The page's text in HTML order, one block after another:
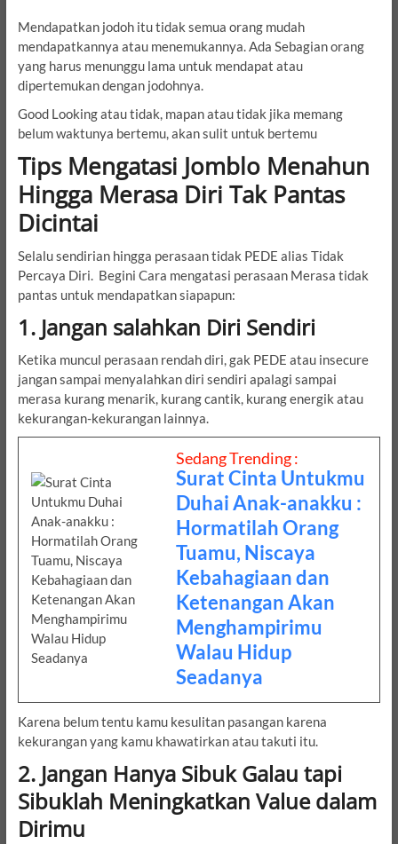
Mendapatkan jodoh itu tidak semua orang mudah
mendapatkannya atau menemukannya. Ada Sebagian orang
yang harus menunggu lama untuk mendapat atau
dipertemukan dengan jodohnya.
Good Looking atau tidak, mapan atau tidak jika memang
belum waktunya bertemu, akan sulit untuk bertemu
Tips Mengatasi Jomblo Menahun
Hingga Merasa Diri Tak Pantas
Dicintai
Selalu sendirian hingga perasaan tidak PEDE alias Tidak
Percaya Diri. Begini Cara mengatasi perasaan Merasa tidak
pantas untuk mendapatkan siapapun:
1. Jangan salahkan Diri Sendiri
Ketika muncul perasaan rendah diri, gak PEDE atau insecure
jangan sampai menyalahkan diri sendiri apalagi sampai
merasa kurang menarik, kurang cantik, kurang energik atau
kekurangan-kekurangan lainnya.
Sedang Trending :
Surat Cinta Untukmu
Duhai Anak-anakku :
Hormatilah Orang
Tuamu, Niscaya
Kebahagiaan dan
Ketenangan Akan
Menghampirimu
Walau Hidup
Seadanya
Karena belum tentu kamu kesulitan pasangan karena
kekurangan yang kamu khawatirkan atau takuti itu.
2. Jangan Hanya Sibuk Galau tapi
Sibuklah Meningkatkan Value dalam
Dirimu